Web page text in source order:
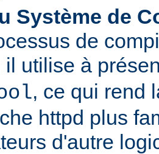
Système de
de
il utilise à
, ce qui rend
httpd plus
d'autre